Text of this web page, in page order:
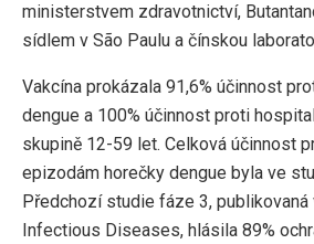
ministerstvem zdravotnictví,
sídlem v São Paulu a čínskou
Vakcína prokázala 91,6% účinnost
dengue a 100% účinnost proti
skupině 12-59 let. Celková účinnost
epizodám horečky dengue byla ve
Předchozí studie fáze 3, publikovaná
Infectious Diseases, hlásila 89%